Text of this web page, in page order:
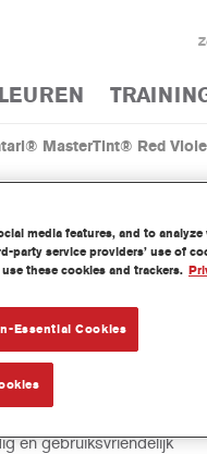
MasterTint® Red
en gebruiksvriendelijk
media features, and to
party service providers’ use of
these cookies and trackers.
Essential Cookies